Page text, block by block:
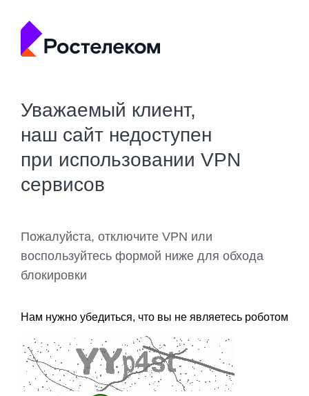
Уважаемый клиент,
наш сайт недоступен
при использовании VPN
сервисов
Пожалуйста, отключите VPN или
воспользуйтесь формой ниже для обхода
блокировки
Нам нужно убедиться, что вы не являетесь роботом